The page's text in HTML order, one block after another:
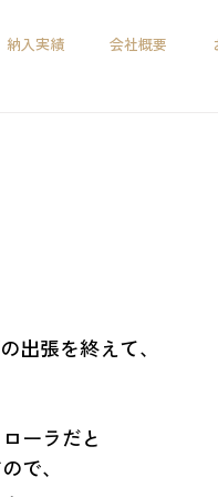
納入実績 会社概要
出張を終えて、
ーラだと
で、